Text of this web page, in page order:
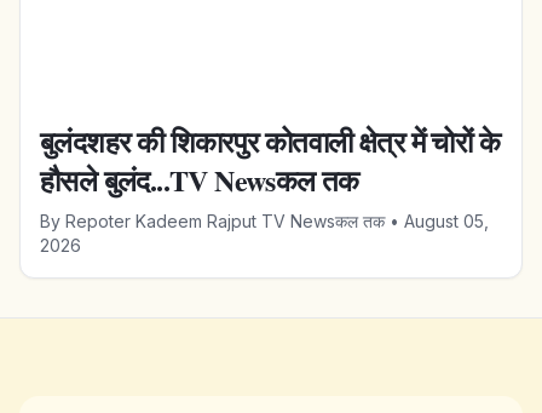
बुलंदशहर की शिकारपुर कोतवाली क्षेत्र में चोरों के
हौसले बुलंद...TV Newsकल तक
By Repoter Kadeem Rajput TV Newsकल तक• August 05,
2026